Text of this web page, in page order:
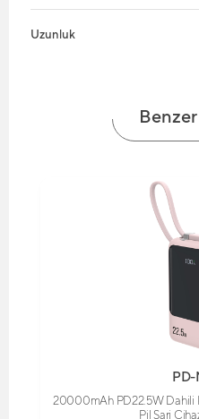
Uzunluk
PD-
20000mAh PD22.5W Dahili
Pil Şarj